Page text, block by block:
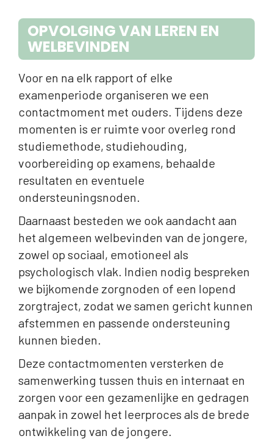
OPVOLGING VAN LEREN EN
WELBEVINDEN
Voor en na elk rapport of elke
examenperiode organiseren we een
contactmoment met ouders. Tijdens deze
momenten is er ruimte voor overleg rond
studiemethode, studiehouding,
voorbereiding op examens, behaalde
resultaten en eventuele
ondersteuningsnoden.
Daarnaast besteden we ook aandacht aan
het algemeen welbevinden van de jongere,
zowel op sociaal, emotioneel als
psychologisch vlak. Indien nodig bespreken
we bijkomende zorgnoden of een lopend
zorgtraject, zodat we samen gericht kunnen
afstemmen en passende ondersteuning
kunnen bieden.
Deze contactmomenten versterken de
samenwerking tussen thuis en internaat en
zorgen voor een gezamenlijke en gedragen
aanpak in zowel het leerproces als de brede
ontwikkeling van de jongere.